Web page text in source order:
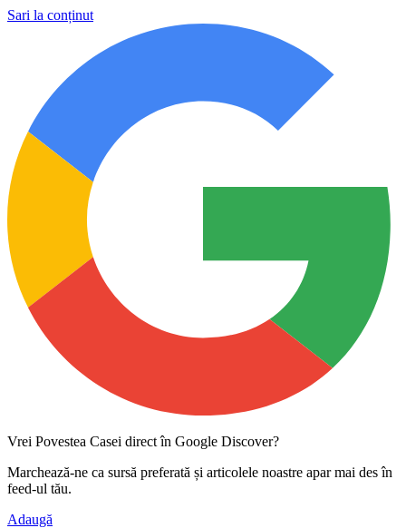
Sari la conținut
Vrei Povestea Casei direct în Google Discover?
Marchează-ne ca sursă preferată și articolele noastre apar mai des în
feed-ul tău.
Adaugă